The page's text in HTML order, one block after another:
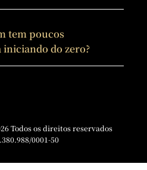
tem poucos
iniciando do zero?
Todos os direitos reservados
0001-50